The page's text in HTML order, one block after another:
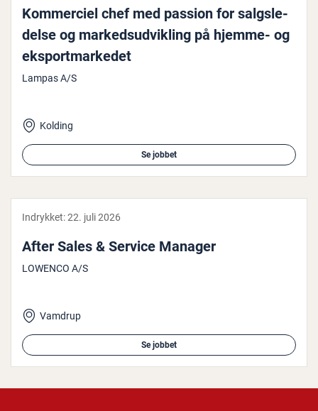
Kom­merci­el chef med passion for salgs­le­
del­se og mar­keds­ud­vik­ling på hjemme- og
eks­port­mar­ke­det
Lampas A/S
Kolding
Se jobbet
Indrykket:22. juli 2026
After Sales & Service Manager
LOWENCO A/S
Vamdrup
Se jobbet